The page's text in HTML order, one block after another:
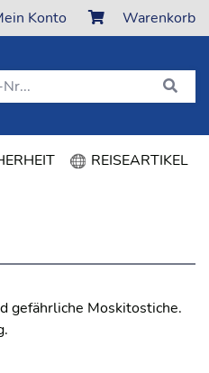
Konto Warenkorb
REISEARTIKEL
gefährliche Moskitostiche.